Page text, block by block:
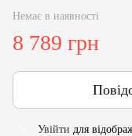
Немає в наявності
8 789 грн
Увійти для